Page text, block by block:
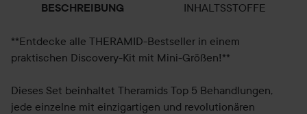
BESCHREIBUNG INHALTSSTOFFE
**Entdecke alle THERAMID-Bestseller in einem
praktischen Discovery-Kit mit Mini-Größen!**
Dieses Set beinhaltet Theramids Top 5 Behandlungen,
jede einzelne mit einzigartigen und revolutionären